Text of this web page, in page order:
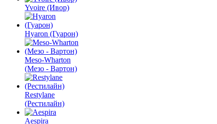
Yvoire (Ивор)
Hyaron (Гуарон)
Meso-Wharton
(Мезо - Вартон)
Restylane
(Рестилайн)
Aespira